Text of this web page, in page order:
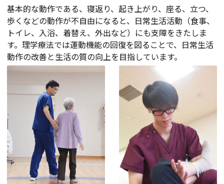
基本的な動作である、寝返り、起き上がり、座る、立つ、
歩くなどの動作が不自由になると、日常生活活動（食事、
トイレ、入浴、着替え、外出など）にも支障をきたしま
す。理学療法では運動機能の回復を図ることで、日常生活
動作の改善と生活の質の向上を目指しています。